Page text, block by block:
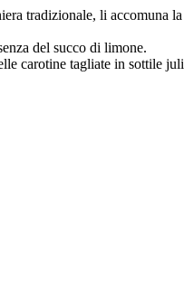
tradizionale, li accomuna
del succo di limone.
carotine tagliate in sottile